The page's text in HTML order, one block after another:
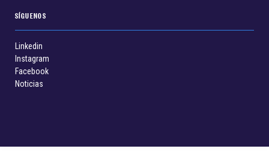
SÍGUENOS
Linkedin
Instagram
Facebook
Noticias